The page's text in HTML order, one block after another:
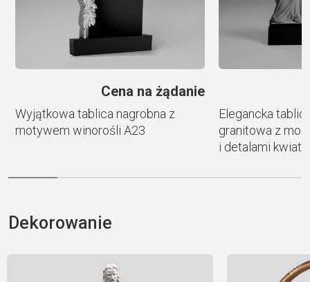
Cena na żądanie
Wyjątkowa tablica nagrobna z
motywem winorośli A23
Elegancka
granitowa z
i detalami
Dekorowanie